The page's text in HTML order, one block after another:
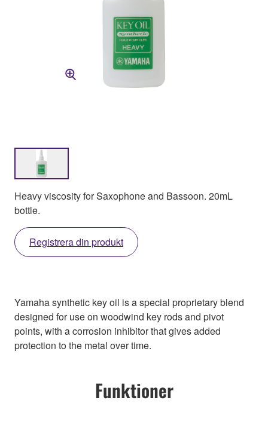
Heavy viscosity for Saxophone and Bassoon. 20mL
bottle.
Registrera din produkt
Yamaha synthetic key oil is a special proprietary blend
designed for use on woodwind key rods and pivot
points, with a corrosion inhibitor that gives added
protection to the metal over time.
Funktioner